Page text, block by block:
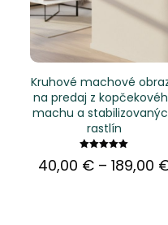
Kruhové machové
na predaj z
machu a
rastlín
5.00
40,00 € – 189,00